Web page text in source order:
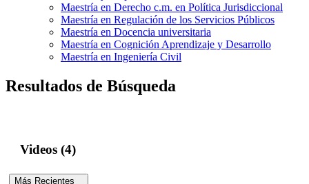
Maestría en Derecho c.m. en Política Jurisdiccional
Maestría en Regulación de los Servicios Públicos
Maestría en Docencia universitaria
Maestría en Cognición Aprendizaje y Desarrollo
Maestría en Ingeniería Civil
Resultados de Búsqueda
Videos (4)
Más Recientes